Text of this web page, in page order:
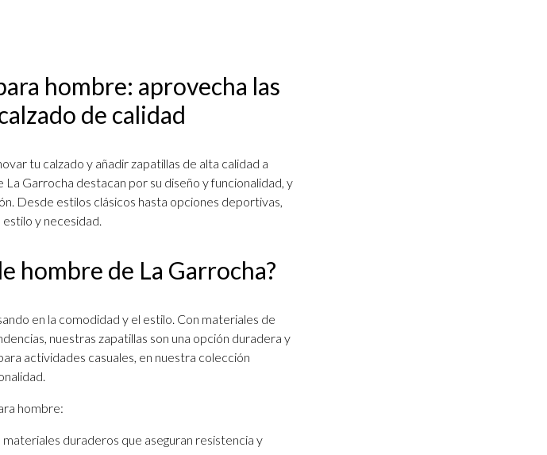
hombre: aprovecha las
de calidad
tu calzado y añadir zapatillas de alta calidad a
Garrocha destacan por su diseño y funcionalidad, y
Desde estilos clásicos hasta opciones deportivas,
y necesidad.
hombre de La Garrocha?
en la comodidad y el estilo. Con materiales de
nuestras zapatillas son una opción duradera y
actividades casuales, en nuestra colección
hombre:
duraderos que aseguran resistencia y